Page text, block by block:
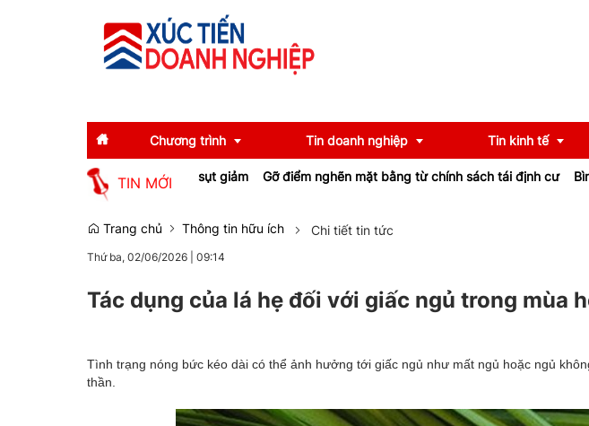
Chương trình
Diễn giả
Thông tin báo chí
Sự kiện
Tin doanh nghiệp
Tin tức
Doanh nghiệp tiêu biểu
Emagazine
Tin kinh tế
TIN MỚI
đầu tư khu công nghiệp sụt giảm Gỡ điểm nghẽn mặt bằng từ chính sách tái định cư Bình
Trang chủ Thông tin hữu ích Chi tiết tin tức
Thứ ba, 02/06/2026 09:14
Tác dụng của lá hẹ đối với giấc ngủ trong mùa
Tình trạng nóng bức kéo dài có thể ảnh hưởng tới giấc ngủ như mất ngủ hoặc ngủ
thần.